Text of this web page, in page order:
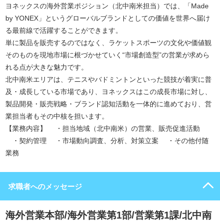
ヨネックスの海外営業ポジション（北中南米担当）では、「Made
by YONEX」というグローバルブランドとしての価値を世界へ届け
る最前線で活躍することができます。
単に製品を販売するのではなく、ラケットスポーツの文化や価値観
そのものを現地市場に根づかせていく“市場創造型”の営業が求めら
れる点が大きな魅力です。
北中南米エリアは、テニスやバドミントンといった競技が着実に普
及・成長している市場であり、ヨネックスはこの成長市場に対し、
製品開発・販売戦略・ブランド認知活動を一体的に進めており、営
業担当者もその中核を担います。
【業務内容】 ・担当地域（北中南米）の営業、販売促進活動
・契約管理 ・市場動向調査、分析、対策立案 ・その他付随
業務
求職者へのメッセージ
海外営業本部/海外営業第1部/営業第1課/北中南